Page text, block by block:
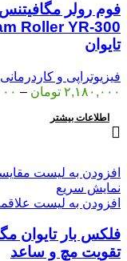
تایوان
فیزیوتراپی و کاردرمانی
۲,۱۸۰,۰۰۰ تومان –
اطلاعات بیشتر
افزودن به لیست
نمایش سریع
افزودن به لیست
تقویت مچ و ساعد